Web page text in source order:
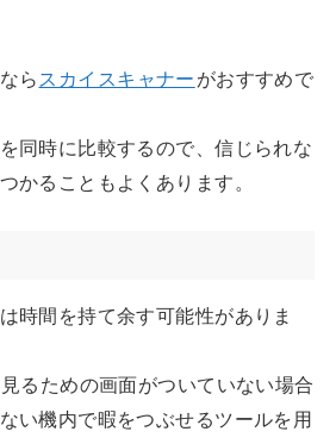
ら スカイスキャナー がおすすめで
同時に比較するので、信じられな
かることもよくあります。
時間を持て余す可能性がありま
るための画面がついていない場合
い機内で暇をつぶせるツールを用